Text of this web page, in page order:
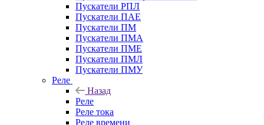
Пускатели РПЛ
Пускатели ПАЕ
Пускатели ПМ
Пускатели ПМА
Пускатели ПМЕ
Пускатели ПМЛ
Пускатели ПМУ
Реле
Назад
Реле
Реле тока
Реле времени